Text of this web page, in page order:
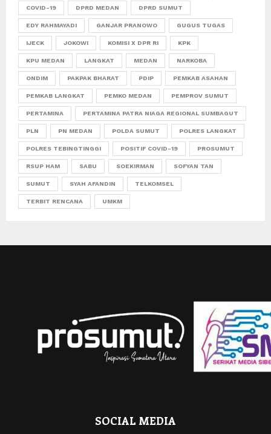
COVID-19 DPRD MEDAN DPRD SUMUT
EDY RAHMAYADI GANJAR PRANOWO GUGUS TUGAS
IJECK JOKOWI KOMISI X DPR RI KPK
KPU MEDAN LANGKAT MEDAN NARKOBA
ONDIM PAKPAK BHARAT PDIP PEMKAB ASAHAN
PEMKAB LANGKAT PEMKO MEDAN PEMPROV SUMUT
PERTAMINA PERTAMINA PATRA NIAGA REGIONAL SUMBAGUT
PLN PN MEDAN POLDA SUMUT POLRES LANGKAT
POLRES TEBINGTINGGI POSITIF COVID-19 PROSUMUT
RSUP HAM SABU SOEKIRMAN SOFYAN TAN
SUMUT SYAH AFANDIN TELKOMSEL
TERBIT RENCANA UMKM
SOCIAL MEDIA